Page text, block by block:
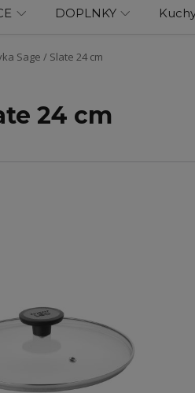
DOPLNKY
Sage / Slate 24 cm
24 cm